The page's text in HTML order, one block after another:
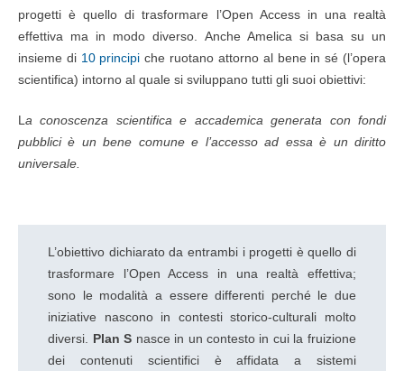
progetti è quello di trasformare l’Open Access in una realtà
effettiva ma in modo diverso. Anche Amelica si basa su un
insieme di 10 principi che ruotano attorno al bene in sé (l’opera
scientifica) intorno al quale si sviluppano tutti gli suoi obiettivi:
La conoscenza scientifica e accademica generata con fondi
pubblici è un bene comune e l’accesso ad essa è un diritto
universale.
L’obiettivo dichiarato da entrambi i progetti è quello di
trasformare l’Open Access in una realtà effettiva;
sono le modalità a essere differenti perché le due
iniziative nascono in contesti storico-culturali molto
diversi. Plan S nasce in un contesto in cui la fruizione
dei contenuti scientifici è affidata a sistemi